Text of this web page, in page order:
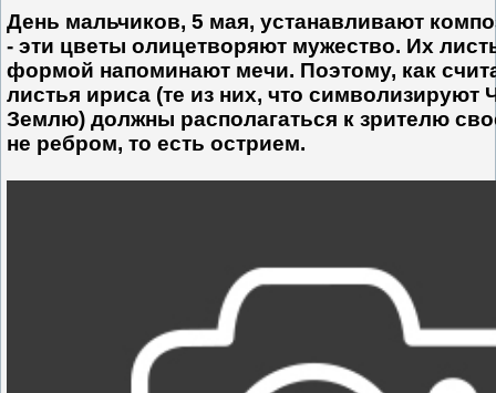
День мальчиков, 5 мая, устанавливают
- эти цветы олицетворяют мужество. Их
формой напоминают мечи. Поэтому, как
листья ириса (те из них, что символизируют
Землю) должны располагаться к зрителю
не ребром, то есть острием.